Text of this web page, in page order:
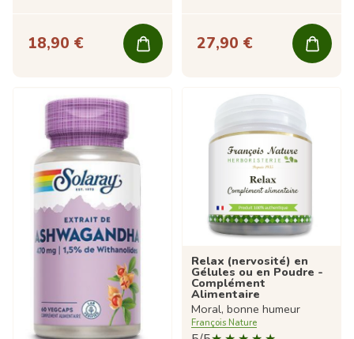
18,90 € 27,90 €
Relax (nervosité) en
Gélules ou en Poudre -
Complément
Alimentaire
Moral, bonne humeur
François Nature